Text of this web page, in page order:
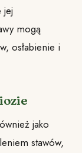
jej
mogą
osłabienie i
jako
stawów,